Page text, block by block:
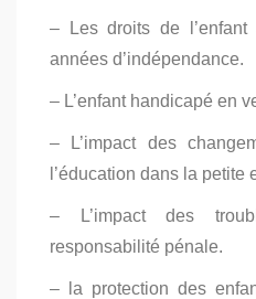
– Les droits de
années d’indépendance.
– L’enfant handicapé en
– L’impact des
l’éducation dans la petite
– L’impact des
responsabilité pénale.
– la protection des